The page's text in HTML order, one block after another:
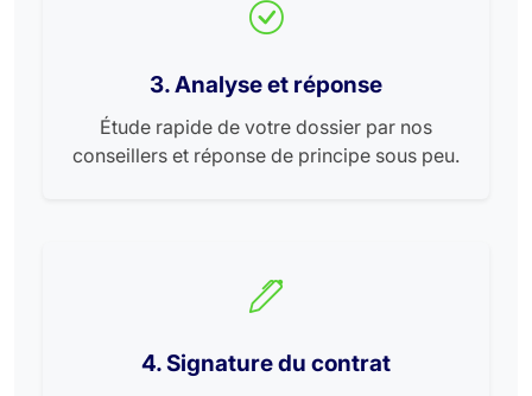
3. Analyse et réponse
Étude rapide de votre dossier par nos
conseillers et réponse de principe sous peu.
4. Signature du contrat